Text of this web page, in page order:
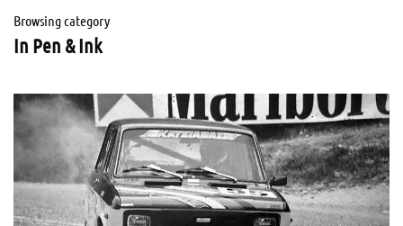
Browsing category
In Pen & Ink